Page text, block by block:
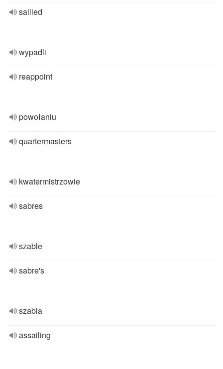
sallied
wypadli
reappoint
powołaniu
quartermasters
kwatermistrzowie
sabres
szable
sabre's
szabla
assailing